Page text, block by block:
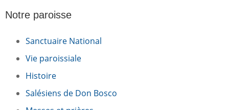
Notre paroisse
Sanctuaire National
Vie paroissiale
Histoire
Salésiens de Don Bosco